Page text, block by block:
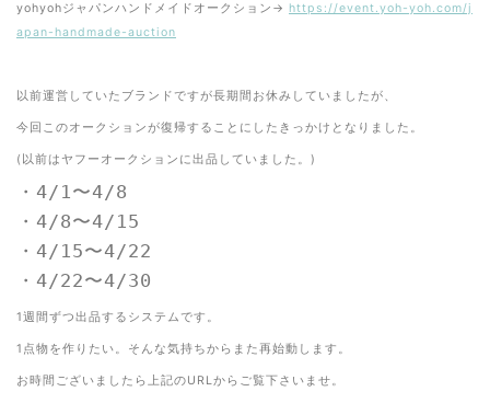
yohyohジャパンハンドメイドオークション→ https://event.yoh-yoh.com/j
apan-handmade-auction
以前運営していたブランドですが長期間お休みしていましたが、
今回このオークションが復帰することにしたきっかけとなりました。
(以前はヤフーオークションに出品していました。)
・ 4/1〜4/8
・ 4/8〜4/15
・ 4/15〜4/22
・ 4/22〜4/30
1週間ずつ出品するシステムです。
1点物を作りたい。そんな気持ちからまた再始動します。
お時間ございましたら上記のURLからご覧下さいませ。